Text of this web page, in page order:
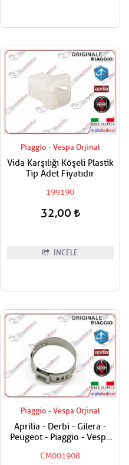
Piaggio - Vespa Orjinal
Vida Karşılığı Köşeli Plastik
Tip Adet Fiyatıdır
199190
32,00
İNCELE
Piaggio - Vespa Orjinal
Aprilia - Derbi - Gilera -
Peugeot - Piaggio - Vespa
Kelepçesi
CM001908